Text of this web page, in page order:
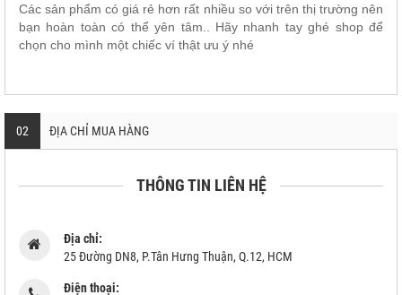
Các sản phẩm có giá rẻ hơn rất nhiều so với trên thị trường nên
bạn hoàn toàn có thể yên tâm.. Hãy nhanh tay ghé shop để
chọn cho mình một chiếc ví thật ưu ý nhé
02 ĐỊA CHỈ MUA HÀNG
THÔNG TIN LIÊN HỆ
Địa chỉ:
25 Đường DN8, P.Tân Hưng Thuận, Q.12, HCM
Điện thoại: